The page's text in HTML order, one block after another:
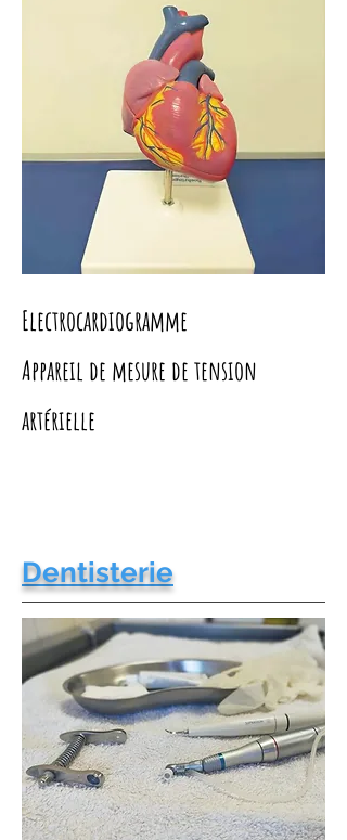
Electrocardiogramme
Appareil de mesure de tension
artérielle
Dentisterie